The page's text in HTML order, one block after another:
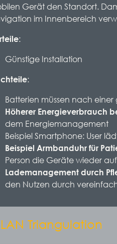
Gerät den Standort.
im Innenbereich
:
Günstige Installation
:
Batterien müssen nach
Höherer Energieverbrauch
dem Energiemanagement
Beispiel Smartphone: User
Beispiel Armbanduhr für
Person die Geräte wieder
Lademanagement durch
den Nutzen durch
Triangulation